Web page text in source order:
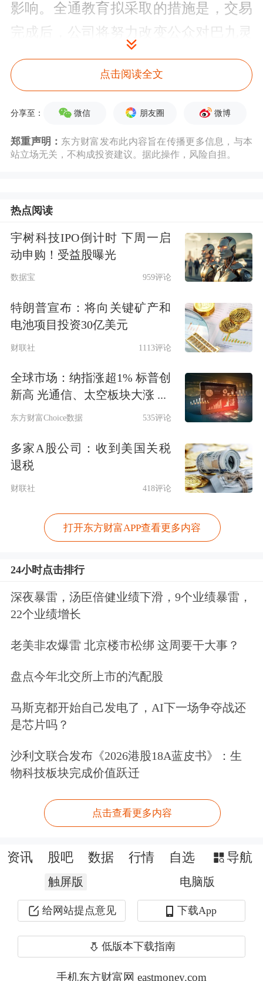
影响。全通教育拟采取的措施是，交易
完成后，公司将努力改变公众对巴九灵
的固有印象，通过巴九灵的业务品牌打
造等强化巴九灵作为经营主体的独立
对此，有业内人士表示，摘掉“吴晓
波”标签后的巴九灵是否仍具备旺盛的
据全通教育披露，巴九灵在
外的2022年及2023年，预测的净利润增
速开始大幅下降。
3月18日，全通教育宣布拟通过定增重
组的方式收购财经作家吴晓波控制的巴
九灵96%股权，交易作价15亿元。上
周，深交所二次发问全通教育，要求详
细解释巴九灵盈利的可持续性以及巴九
灵与上市公司业务的协同性。
4月15日早上，全通教育对外披露了对
九灵的经营可持续性的问题上，全通教
产及业务运营团队，巴九灵的内容产品
模式，巴九灵所运营的主要泛财经社群
规模也均实现了持续稳定增长，这些都
为巴九灵未来业务的开展与开拓奠定了
扎实的用户基础。中介机构发表意见认
为，巴九灵的持续盈利能力不存在重大
不确定性。
对于如果吴晓波5年后离职或在离职两
通教育拟采用的措施包括：一方面，公
司将进一步完善巴九灵的业务体系和团
队建设，特别是加强标的公司与上市公
内各项业务的核心竞争力；另一方面，
注重巩固和提升标的公司的经营独立
点击阅读全文
分享至： 微信 朋友圈 微博
郑重声明： 东方财富发布此内容旨在传播更多信息，与本
站立场无关，不构成投资建议。据此操作，风险自担。
热点阅读
宇树科技IPO倒计时 下周一启
动申购！受益股曝光
数据宝 959评论
特朗普宣布：将向关键矿产和
电池项目投资30亿美元
财联社 1113评论
全球市场：纳指涨超1% 标普创
新高 光通信、太空板块大涨 ...
东方财富Choice数据 535评论
多家A股公司：收到美国关税
退税
财联社 418评论
打开东方财富APP查看更多内容
24小时点击排行
深夜暴雷，汤臣倍健业绩下滑，9个业绩暴雷，
22个业绩增长
老美非农爆雷 北京楼市松绑 这周要干大事？
盘点今年北交所上市的汽配股
马斯克都开始自己发电了，AI下一场争夺战还
是芯片吗？
沙利文联合发布《2026港股18A蓝皮书》：生
物科技板块完成价值跃迁
点击查看更多内容
资讯 股吧 数据 行情 自选 导航
触屏版 电脑版
给网站提点意见 下载App
低版本下载指南
手机东方财富网 eastmoney.com